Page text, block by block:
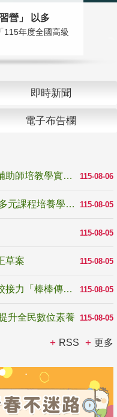
營」 以多
115年度全國高級
即時新聞
電子布告欄
115-08-06
深化師培與現場連結！教育部加碼補助師培教學實踐研究 10月師培國際研討會交流教學實踐經驗
115-08-05
國教署「全國高中暑期研習營」 以多元課程培養學生瞭解誠信專業與倫理價值
115-08-05
115-08-05
草案
115-08-05
學校藝術嘉年華圓滿落幕，假日學校接力「棒棒傳美感」
115-08-05
升全民數位素養
RSS 更多